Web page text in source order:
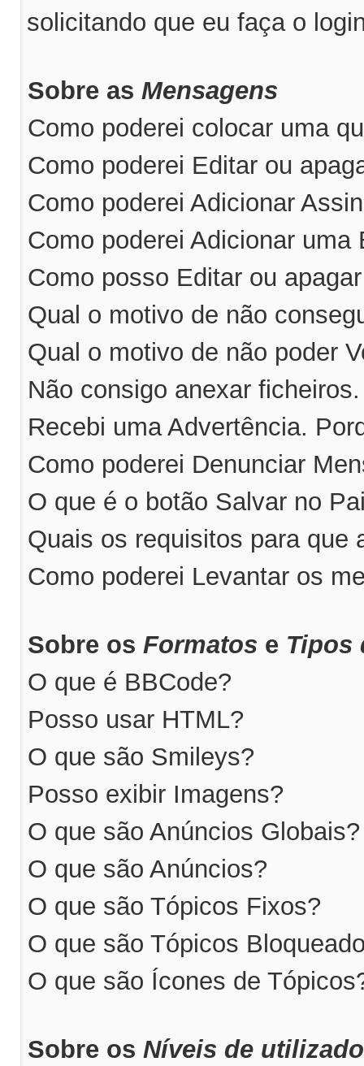
solicitando que eu faça o
Sobre as Mensagens
Como poderei colocar uma
Como poderei Editar ou
Como poderei Adicionar
Como poderei Adicionar uma
Como posso Editar ou
Qual o motivo de não
Qual o motivo de não poder
Não consigo anexar
Recebi uma Advertência.
Como poderei Denunciar
O que é o botão Salvar no
Quais os requisitos para que
Como poderei Levantar os
Sobre os Formatos e Tipos
O que é BBCode?
Posso usar HTML?
O que são Smileys?
Posso exibir Imagens?
O que são Anúncios Globais?
O que são Anúncios?
O que são Tópicos Fixos?
O que são Tópicos
O que são Ícones de
Sobre os Níveis de